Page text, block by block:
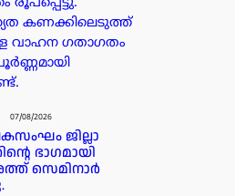
കണക്കിലെടുത്ത്
വാഹന ഗതാഗതം
07/08/2026
ജില്ലാ
ഭാഗമായി
സെമിനാർ